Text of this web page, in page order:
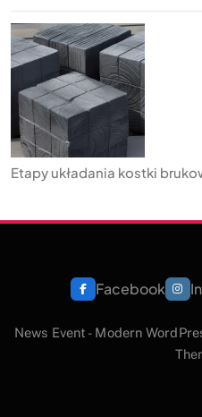
Etapy układania kostki
Facebook
News Event - Modern